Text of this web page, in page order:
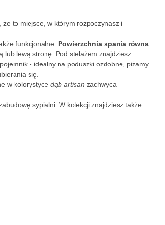
że to miejsce, w którym rozpoczynasz i
funkcjonalne.
Powierzchnia spania równa
lub lewą stronę. Pod stelażem znajdziesz
- idealny na poduszki ozdobne, piżamy
się.
w kolorystyce dąb artisan zachwyca
sypialni. W kolekcji znajdziesz także